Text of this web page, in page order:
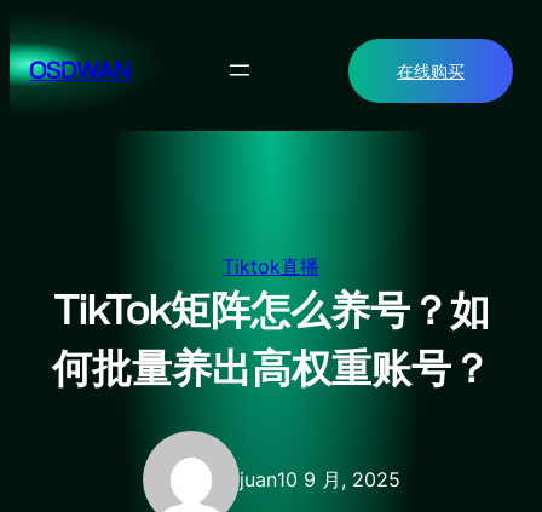
至
内OSDWAN 在线购买
Tiktok直播
TikTok矩阵怎么养号？如
何批量养出高权重账号？
juan10 9 月, 2025